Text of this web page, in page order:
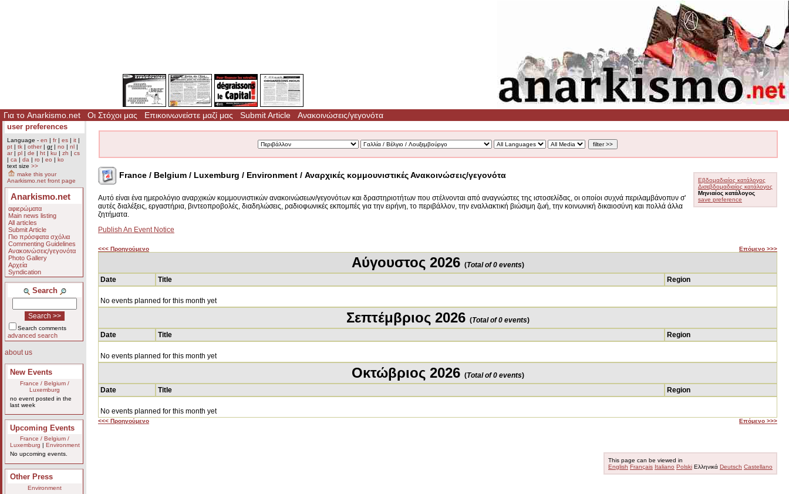
Για το Anarkismo.net Οι Στόχοι μας Επικοινωνείστε μαζί μας Submit Article Ανακοινώσεις/γεγονότα
user preferences
Language - en | fr| es | it |
pt | tk | other| gr| no | nl |
ar| pl | de | ht | ku | zh | cs
| ca | da | ro | eo | ko
text size >>
make this your
Anarkismo.net front page
Anarkismo.net
αφιερώματα
Main news listing
All articles
Submit Article
Πιο πρόσφατα σχόλια
Commenting Guidelines
Ανακοινώσεις/γεγονότα
Photo Gallery
Αρχεία
Syndication
Search
Search comments
advanced search
about us
New Events
France / Belgium /
Luxemburg
no event posted in the
last week
Upcoming Events
France / Belgium /
Luxemburg
Environment
No upcoming events.
Other Press
Environment
Εβδομαδιαίος κατάλογος
Δισεβδομαδιαίος κατάλογος
Μηνιαίος κατάλογος
save preference
France / Belgium / Luxemburg / Environment / Αναρχικές κομμουνιστικές Ανακοινώσεις/γεγονότα
Αυτό είναι ένα ημερολόγιο αναρχικών κομμουνιστικών ανακοινώσεων/γεγονότων και δραστηριοτήτων που στέλνονται από αναγνώστες της ιστοσελίδας, οι οποίοι συχνά περιλαμβάνοπυν σ'
αυτές διαλέξεις, εργαστήρια, βιντεοπροβολές, διαδηλώσεις, ραδιοφωνικές εκπομπές για την ειρήνη, το περιβάλλον, την εναλλακτική βιώσιμη ζωή, την κοινωνική δικαιοσύνη και πολλά άλλα
ζητήματα.
Publish An Event Notice
<<< Προηγούμενο Επόμενο >>>
Αύγουστος 2026 (Total of 0 events)
Date
Title Region
No events planned for this month yet
Σεπτέμβριος 2026 (Total of 0 events)
Date
Title Region
No events planned for this month yet
Οκτώβριος 2026 (Total of 0 events)
Date
Title Region
No events planned for this month yet
<<< Προηγούμενο Επόμενο >>>
This page can be viewed in
English Français Italiano Polski Ελληνικά Deutsch Castellano